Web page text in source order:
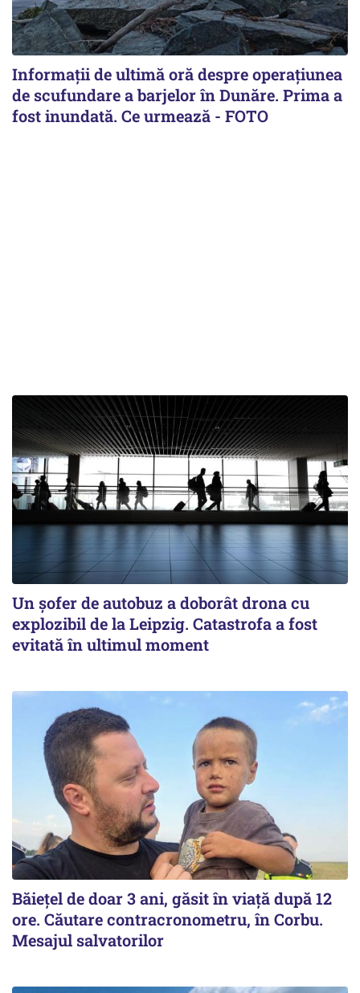
Informații de ultimă oră despre operațiunea
de scufundare a barjelor în Dunăre. Prima a
fost inundată. Ce urmează - FOTO
Un șofer de autobuz a doborât drona cu
explozibil de la Leipzig. Catastrofa a fost
evitată în ultimul moment
Băiețel de doar 3 ani, găsit în viață după 12
ore. Căutare contracronometru, în Corbu.
Mesajul salvatorilor